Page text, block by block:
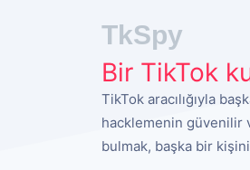
TkSpy
Bir TikTok
TikTok aracılığıyla
hacklemenin güvenilir
bulmak, başka bir